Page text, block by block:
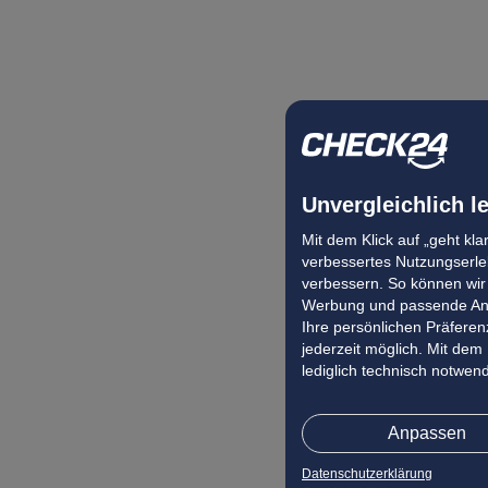
Unvergleichlich
Mit dem Klick auf „geht
verbessertes
verbessern. So können
Werbung und passende
Ihre persönlichen
jederzeit möglich. Mit dem
lediglich technisch
Anpassen
Datenschutzerklärung